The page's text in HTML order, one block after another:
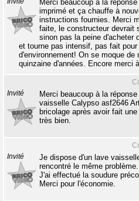
Merci beaucoup à la
imprimé et ça chauffe à
instructions fournies. Merci
faite, le constructeur devrait
sinon pas la peine d'acheter
et tourne pas intensif, pas fait
d'environnement! On se moque
quinzaine d'années. Encore merci
Invité
Merci beaucoup à la
vaisselle Calypso asf2646
bricolage après avoir fait
très bien.
Invité
Je dispose d'un lave
rencontré le même problème.
J'ai effectué la soudure
Merci pour l'économie.